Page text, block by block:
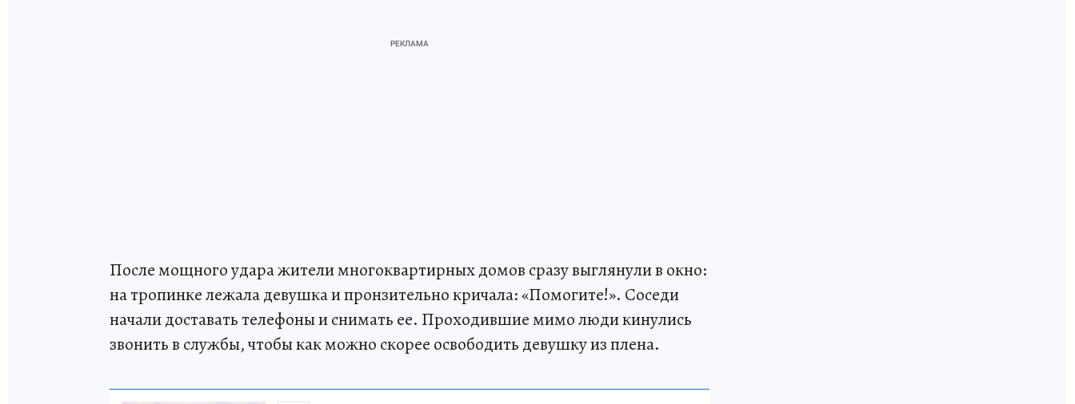
После мощного удара жители многоквартирных домов сразу выглянули в окно:
на тропинке лежала девушка и пронзительно кричала: «Помогите!». Соседи
начали доставать телефоны и снимать ее. Проходившие мимо люди кинулись
звонить в службы, чтобы как можно скорее освободить девушку из плена.